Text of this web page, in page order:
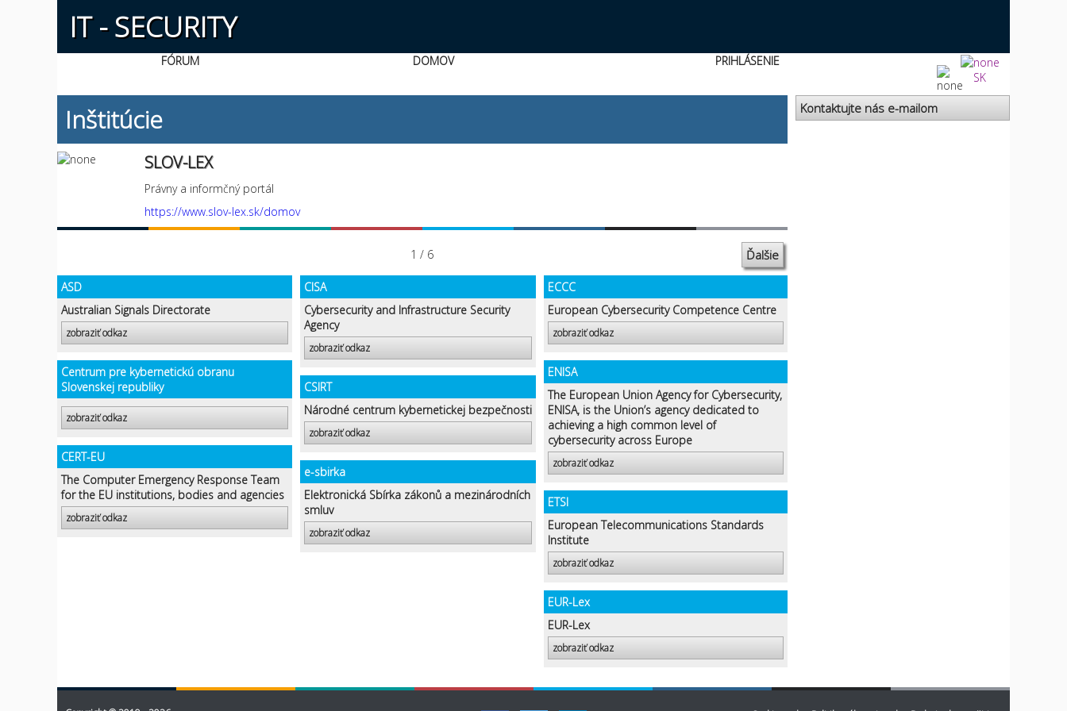
IT - SECURITY
FÓRUM DOMOV
PRIHLÁSENIE
SK
Inštitúcie
SLOV-LEX
Právny a informčný portál
https://www.slov-lex.sk/domov
1 / 6 Ďalšie
ASD
Australian Signals Directorate
zobraziť odkaz
Centrum pre kybernetickú obranu
Slovenskej republiky
zobraziť odkaz
CERT-EU
The Computer Emergency Response Team
for the EU institutions, bodies and agencies
zobraziť odkaz
CISA
Cybersecurity and Infrastructure Security
Agency
zobraziť odkaz
CSIRT
Národné centrum kybernetickej bezpečnosti
zobraziť odkaz
e-sbirka
Elektronická Sbírka zákonů a mezinárodních
smluv
zobraziť odkaz
ECCC
European Cybersecurity Competence Centre
zobraziť odkaz
ENISA
The European Union Agency for Cybersecurity,
ENISA, is the Union’s agency dedicated to
achieving a high common level of
cybersecurity across Europe
zobraziť odkaz
ETSI
European Telecommunications Standards
Institute
zobraziť odkaz
EUR-Lex
EUR-Lex
zobraziť odkaz
Kontaktujte nás e-mailom